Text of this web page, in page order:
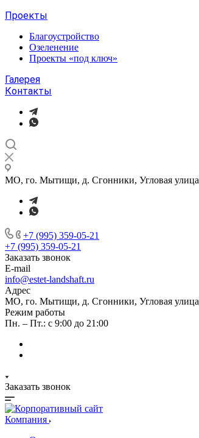
Проекты
Благоустройство
Озеленение
Проекты «под ключ»
Галерея
Контакты
МО, го. Мытищи, д. Сгонники, Угловая улица
+7 (995) 359-05-21
+7 (995) 359-05-21
Заказать звонок
E-mail
info@estet-landshaft.ru
Адрес
МО, го. Мытищи, д. Сгонники, Угловая улица
Режим работы
Пн. – Пт.: с 9:00 до 21:00
Заказать звонок
Компания